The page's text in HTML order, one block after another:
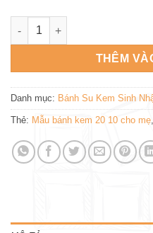
Su kem sinh nhật tặng mẹ
THÊM
Danh mục: Bánh Su Kem Sinh
Thẻ: Mẫu bánh kem 20 10 cho mẹ,